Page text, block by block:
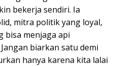
bekerja sendiri. Ia
mitra politik yang loyal,
bisa menjaga api
biarkan satu demi
hanya karena kita lalai